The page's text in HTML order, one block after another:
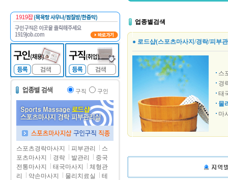
구직 구인
스포츠경락마사지 피부관리
스
포츠마사지
경락 발관리
중국
전통마사지
태국마사지
체형관
리
약손마사지 물리치료실
테
업종별검색
● 로드샵(스포츠마사지/경락/피부
스
경
태
물
마